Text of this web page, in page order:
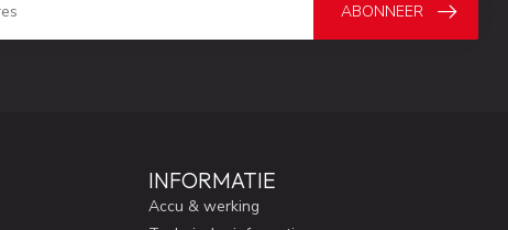
ABONNEER
INFORMATIE
Accu & werking